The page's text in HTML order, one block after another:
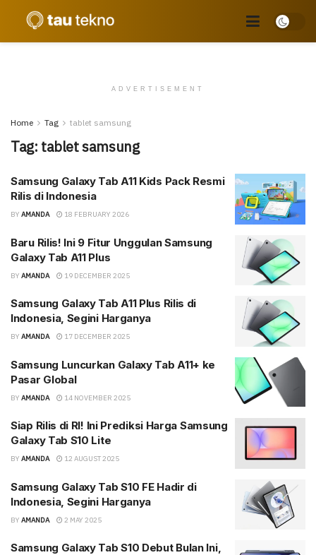
ADVERTISEMENT
Home Tag tablet samsung
Tag: tablet samsung
Samsung Galaxy Tab A11 Kids Pack Resmi
Rilis di Indonesia
BY AMANDA 18 FEBRUARY 2026
Baru Rilis! Ini 9 Fitur Unggulan Samsung
Galaxy Tab A11 Plus
BY AMANDA 19 DECEMBER 2025
Samsung Galaxy Tab A11 Plus Rilis di
Indonesia, Segini Harganya
BY AMANDA 17 DECEMBER 2025
Samsung Luncurkan Galaxy Tab A11+ ke
Pasar Global
BY AMANDA 14 NOVEMBER 2025
Siap Rilis di RI! Ini Prediksi Harga Samsung
Galaxy Tab S10 Lite
BY AMANDA 12 AUGUST 2025
Samsung Galaxy Tab S10 FE Hadir di
Indonesia, Segini Harganya
BY AMANDA 2 MAY 2025
Samsung Galaxy Tab S10 Debut Bulan Ini,